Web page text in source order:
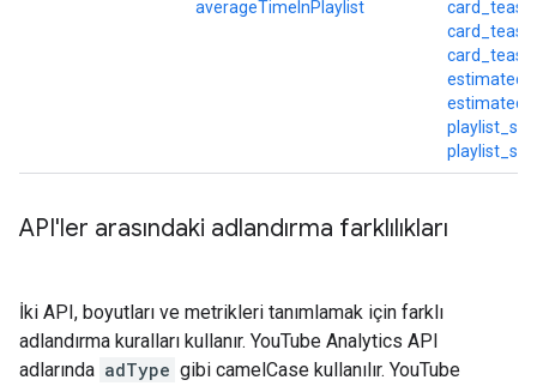
averageTimeInPlaylist
API'ler arasındaki adlandırma farklılıkları
İki API, boyutları ve metrikleri tanımlamak için farklı
adlandırma kuralları kullanır. YouTube Analytics API
adlarında adType gibi camelCase kullanılır. YouTube